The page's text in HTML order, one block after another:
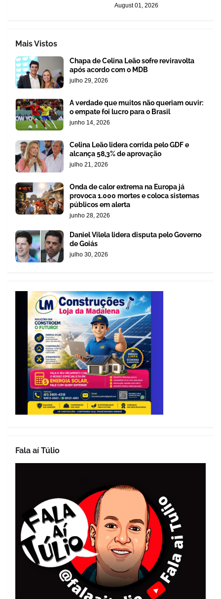
August 01, 2026
Mais Vistos
Chapa de Celina Leão sofre reviravolta
após acordo com o MDB
julho 29, 2026
A verdade que muitos não queriam ouvir:
o empate foi lucro para o Brasil
junho 14, 2026
Celina Leão lidera corrida pelo GDF e
alcança 58,3% de aprovação
julho 21, 2026
Onda de calor extrema na Europa já
provoca 1.000 mortes e coloca sistemas
públicos em alerta
junho 28, 2026
Daniel Vilela lidera disputa pelo Governo
de Goiás
julho 30, 2026
Fala aí Túlio